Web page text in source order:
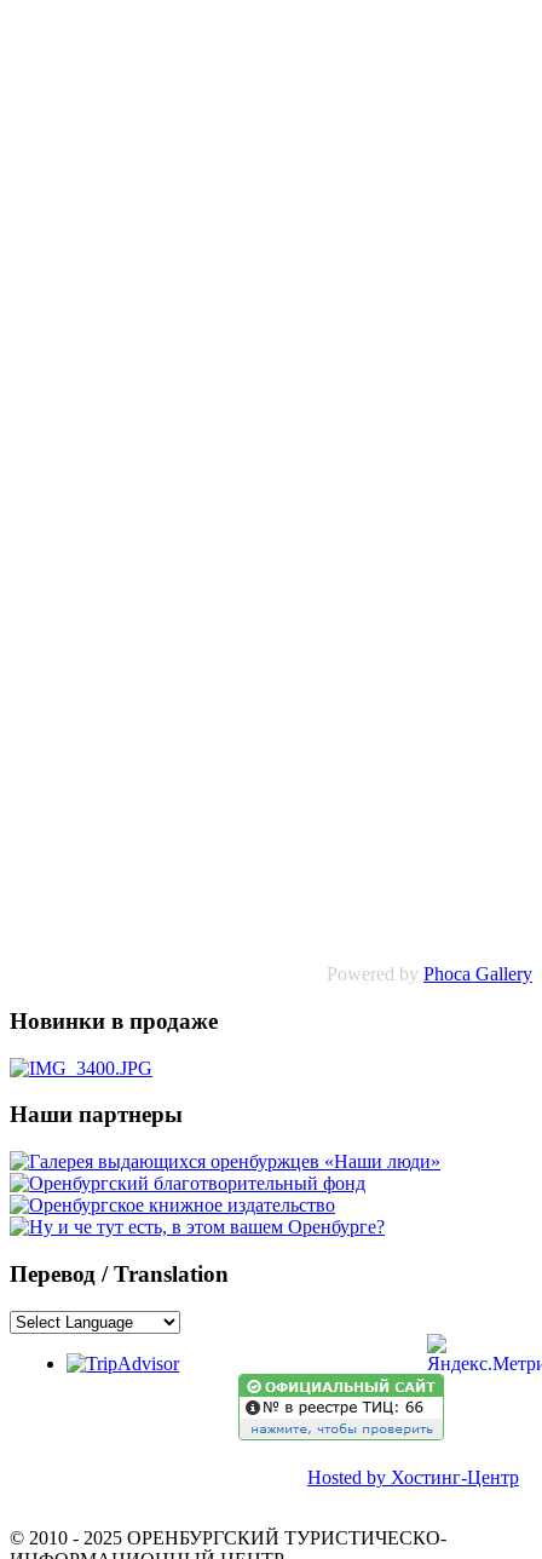
Powered by Phoca Gallery
Новинки в продаже
Наши партнеры
Перевод / Translation
Hosted by Хостинг-Центр
© 2010 - 2025 ОРЕНБУРГСКИЙ ТУРИСТИЧЕСКО-